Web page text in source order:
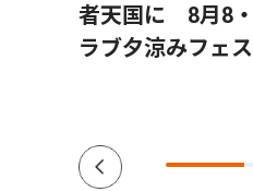
者天国に 8月8
ラブ夕涼みフェス